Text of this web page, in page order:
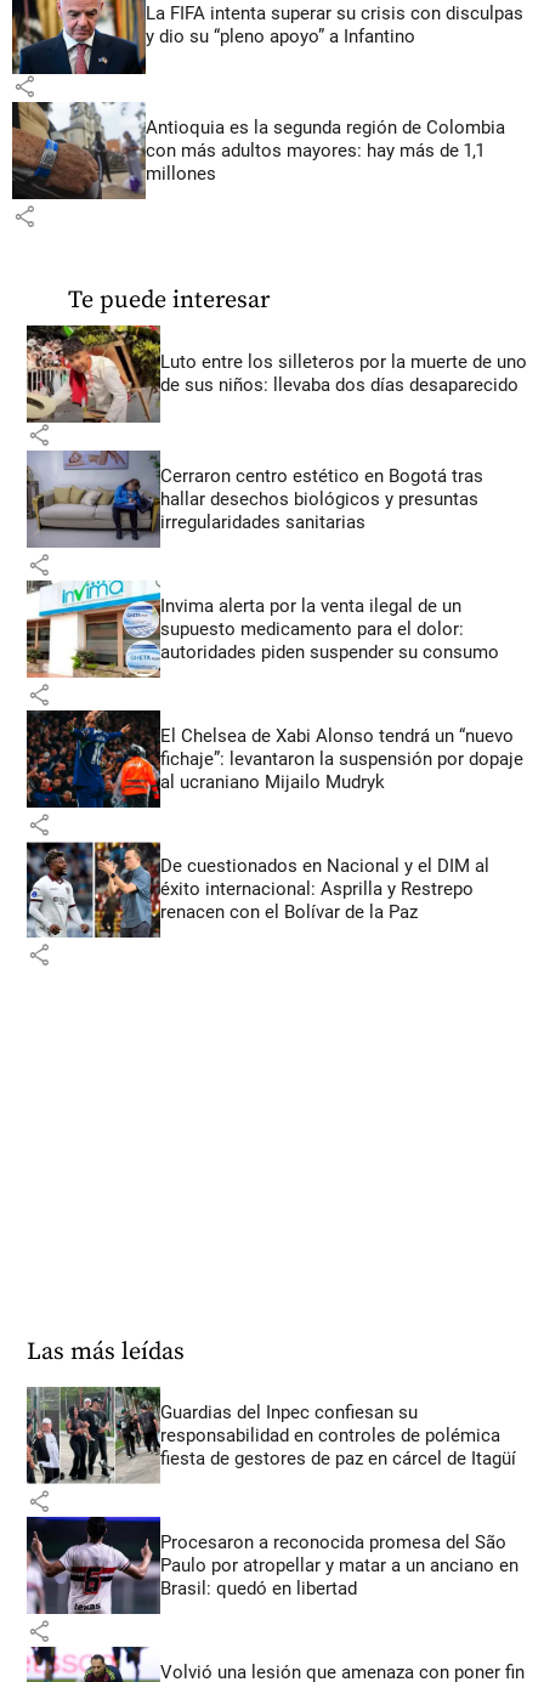
La FIFA intenta superar su crisis con disculpas
y dio su “pleno apoyo” a Infantino
share
Antioquia es la segunda región de Colombia
con más adultos mayores: hay más de 1,1
millones
share
Te puede interesar
Luto entre los silleteros por la muerte de uno
de sus niños: llevaba dos días desaparecido
share
Cerraron centro estético en Bogotá tras
hallar desechos biológicos y presuntas
irregularidades sanitarias
share
Invima alerta por la venta ilegal de un
supuesto medicamento para el dolor:
autoridades piden suspender su consumo
share
El Chelsea de Xabi Alonso tendrá un “nuevo
fichaje”: levantaron la suspensión por dopaje
al ucraniano Mijailo Mudryk
share
De cuestionados en Nacional y el DIM al
éxito internacional: Asprilla y Restrepo
renacen con el Bolívar de la Paz
share
Las más leídas
Guardias del Inpec confiesan su
responsabilidad en controles de polémica
fiesta de gestores de paz en cárcel de Itagüí
share
Procesaron a reconocida promesa del São
Paulo por atropellar y matar a un anciano en
Brasil: quedó en libertad
share
Volvió una lesión que amenaza con poner fin